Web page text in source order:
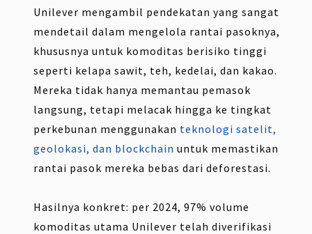
Unilever mengambil pendekatan yang sangat
mendetail dalam mengelola rantai pasoknya,
khususnya untuk komoditas berisiko tinggi
seperti kelapa sawit, teh, kedelai, dan kakao.
Mereka tidak hanya memantau pemasok
langsung, tetapi melacak hingga ke tingkat
perkebunan menggunakan teknologi satelit,
geolokasi, dan blockchain untuk memastikan
rantai pasok mereka bebas dari deforestasi.
Hasilnya konkret: per 2024, 97% volume
komoditas utama Unilever telah diverifikasi